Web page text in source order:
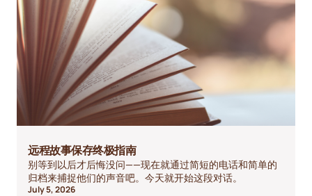
远程故事保存终极指南
别等到以后才后悔没问——现在就通过简短的电话和简单的
归档来捕捉他们的声音吧。今天就开始这段对话。
July 5, 2026